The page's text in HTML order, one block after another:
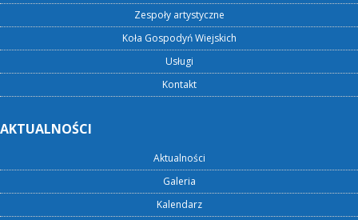
Zespoły artystyczne
Koła Gospodyń Wiejskich
Usługi
Kontakt
AKTUALNOŚCI
Aktualności
Galeria
Kalendarz